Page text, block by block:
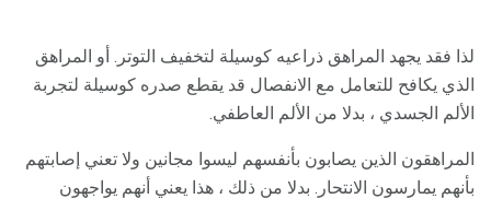
لذا فقد يجهد المراهق ذراعيه كوسيلة لتخفيف التوتر. أو المراهق
الذي يكافح للتعامل مع الانفصال قد يقطع صدره كوسيلة لتجربة
الألم الجسدي ، بدلا من الألم العاطفي.
المراهقون الذين يصابون بأنفسهم ليسوا مجانين ولا تعني إصابتهم
بأنهم يمارسون الانتحار. بدلا من ذلك ، هذا يعني أنهم يواجهون